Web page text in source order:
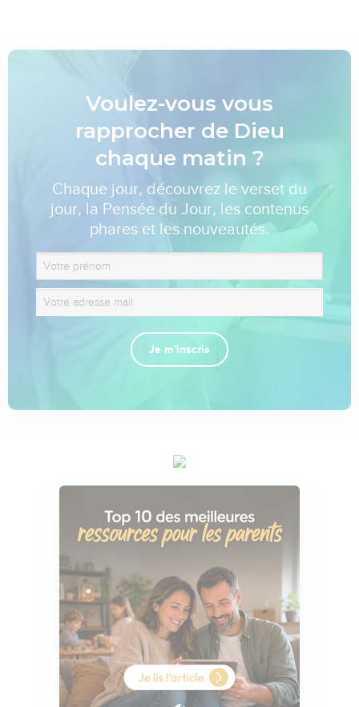
Voulez-vous vous
rapprocher de Dieu
chaque matin ?
Chaque jour, découvrez le verset du
jour, la Pensée du Jour, les contenus
phares et les nouveautés.
Je m'inscris